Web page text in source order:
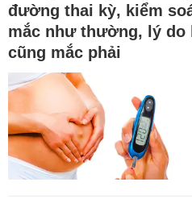
đường thai kỳ, kiểm
mắc như thường, lý do
cũng mắc phải